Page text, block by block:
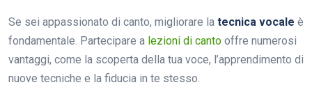
Se sei appassionato di canto, migliorare la tecnica vocale è
fondamentale. Partecipare a lezioni di canto offre numerosi
vantaggi, come la scoperta della tua voce, l’apprendimento di
nuove tecniche e la fiducia in te stesso.